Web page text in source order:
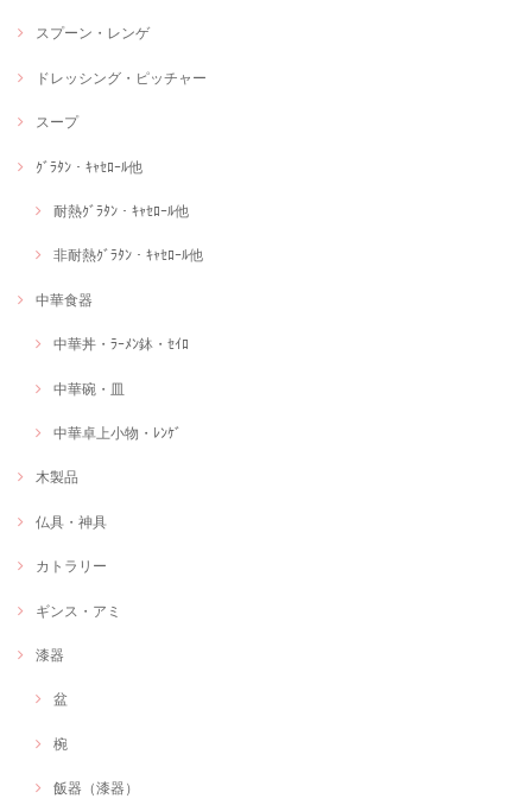
スプーン・レンゲ
ドレッシング・ピッチャー
スープ
ｸﾞﾗﾀﾝ・ｷｬｾﾛｰﾙ他
耐熱ｸﾞﾗﾀﾝ・ｷｬｾﾛｰﾙ他
非耐熱ｸﾞﾗﾀﾝ・ｷｬｾﾛｰﾙ他
中華食器
中華丼・ﾗｰﾒﾝ鉢・ｾｲﾛ
中華碗・皿
中華卓上小物・ﾚﾝｹﾞ
木製品
仏具・神具
カトラリー
ギンス・アミ
漆器
盆
椀
飯器（漆器）